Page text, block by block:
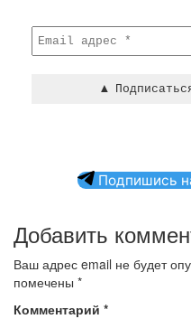
Подпишись
Добавить
Ваш адрес email не будет
помечены *
Комментарий *